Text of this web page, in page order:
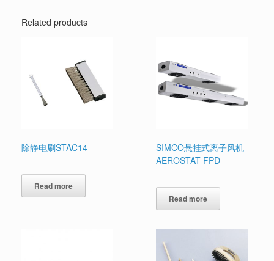
Related products
除静电刷STAC14
Read more
SIMCO悬挂式离子风机
AEROSTAT FPD
Read more